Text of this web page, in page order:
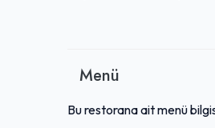
lezzetleriyle öne çıkar.
özel anlar için keyifli ve
Menü
Bu restorana ait menü